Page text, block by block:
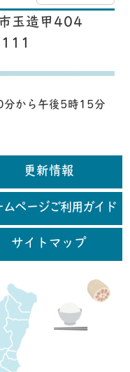
玉造甲404
分から午後5時15分
更新情報
ムページご利用ガイド
サイトマップ